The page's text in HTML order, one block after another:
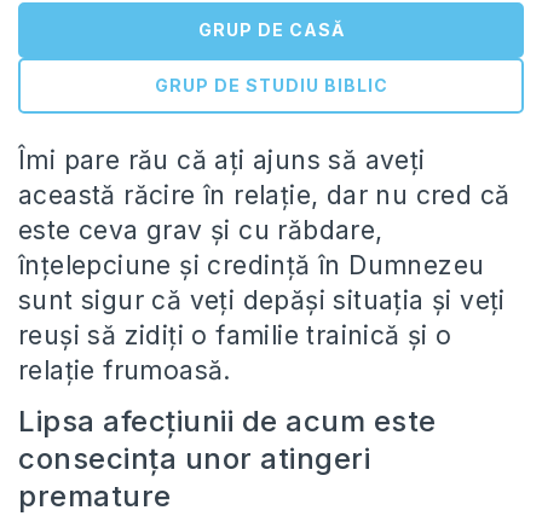
GRUP DE CASĂ
GRUP DE STUDIU BIBLIC
Îmi pare rău că ați ajuns să aveți
această răcire în relație, dar nu cred că
este ceva grav și cu răbdare,
înțelepciune și credință în Dumnezeu
sunt sigur că veți depăși situația și veți
reuși să zidiți o familie trainică și o
relație frumoasă.
Lipsa afecțiunii de acum este
consecința unor atingeri
premature